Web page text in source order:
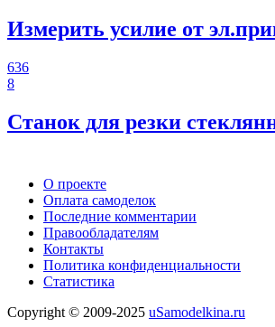
Измерить усилие от
636
8
Станок для резки
О проекте
Оплата самоделок
Последние комментарии
Правообладателям
Контакты
Политика конфиденциальности
Статистика
Copyright © 2009-2025 uSamodelkina.ru